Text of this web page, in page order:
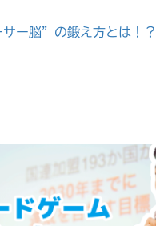
ー脳”の鍛え方とは！？